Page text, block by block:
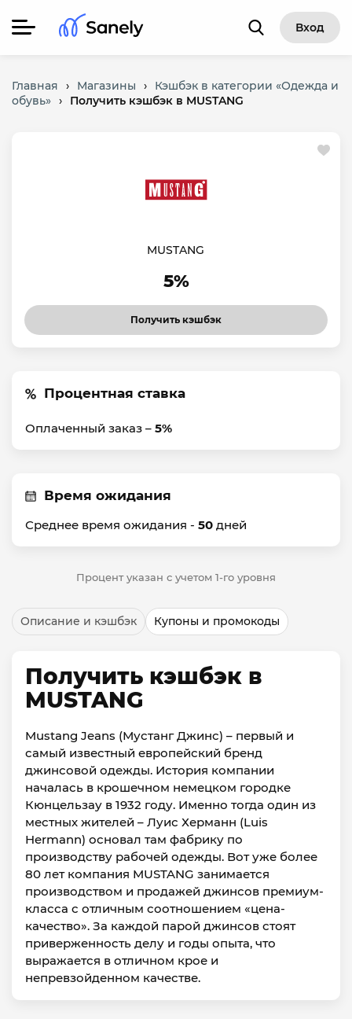
Вход
Главная › Магазины ›
Кэшбэк в категории «Одежда и
обувь» › Получить кэшбэк в MUSTANG
MUSTANG
5%
Получить кэшбэк
Процентная ставка
Оплаченный заказ – 5%
Время ожидания
Среднее время ожидания - 50 дней
Процент указан с учетом 1-го уровня
Описание и кэшбэк Купоны и промокоды
Получить кэшбэк в
MUSTANG
Mustang Jeans (Мустанг Джинс) – первый и
самый известный европейский бренд
джинсовой одежды. История компании
началась в крошечном немецком городке
Кюнцельзау в 1932 году. Именно тогда один из
местных жителей – Луис Херманн (Luis
Hermann) основал там фабрику по
производству рабочей одежды. Вот уже более
80 лет компания MUSTANG занимается
производством и продажей джинсов премиум-
класса с отличным соотношением «цена-
качество». За каждой парой джинсов стоят
приверженность делу и годы опыта, что
выражается в отличном крое и
непревзойденном качестве.